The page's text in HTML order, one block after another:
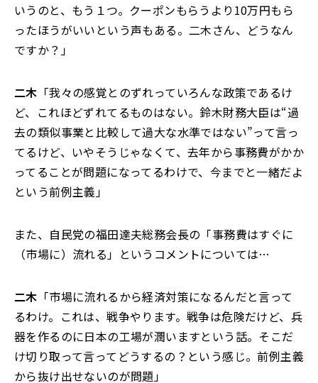
いうのと、もう１つ。クーポンもらうより10万円もら
ったほうがいいという声もある。二木さん、どうなん
ですか？」
二木 「我々の感覚とのずれっていろんな政策であるけ
ど、これほどずれてるものはない。鈴木財務大臣は“過
去の類似事業と比較して過大な水準ではない”って言っ
てるけど、いやそうじゃなくて、去年から事務費がかか
ってることが問題になってるわけで、今までと一緒だよ
という前例主義」
また、自民党の福田達夫総務会長の「事務費はすぐに
（市場に）流れる」というコメントについては…
二木 「市場に流れるから経済対策になるんだと言って
るわけ。これは、戦争やります。戦争は危険だけど、兵
器を作るのに日本の工場が潤いますという話。そこだ
け切り取って言ってどうするの？という感じ。前例主義
から抜け出せないのが問題」